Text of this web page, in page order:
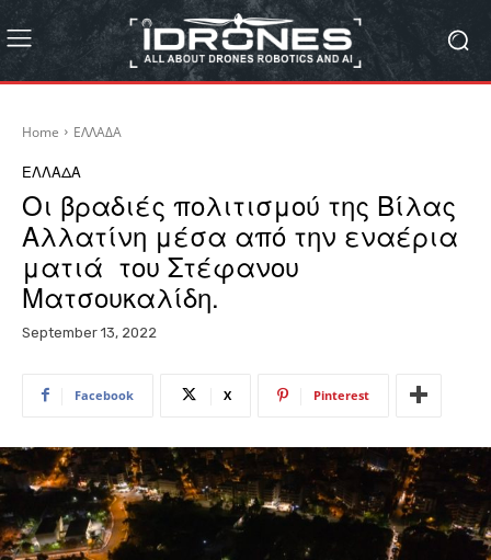
Home ΕΛΛΑΔΑ
ΕΛΛΑΔΑ
Οι βραδιές πολιτισμού της Βίλας
Αλλατίνη μέσα από την εναέρια
ματιά του Στέφανου
Ματσουκαλίδη.
September 13, 2022
Facebook X Pinterest